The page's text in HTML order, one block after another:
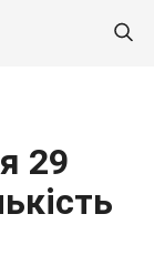
29